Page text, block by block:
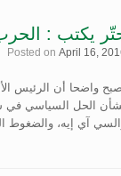
يكتب :
Posted on April 16,
واضحا أن الرئيس
الحل السياسي في
آي إيه، والضغوط